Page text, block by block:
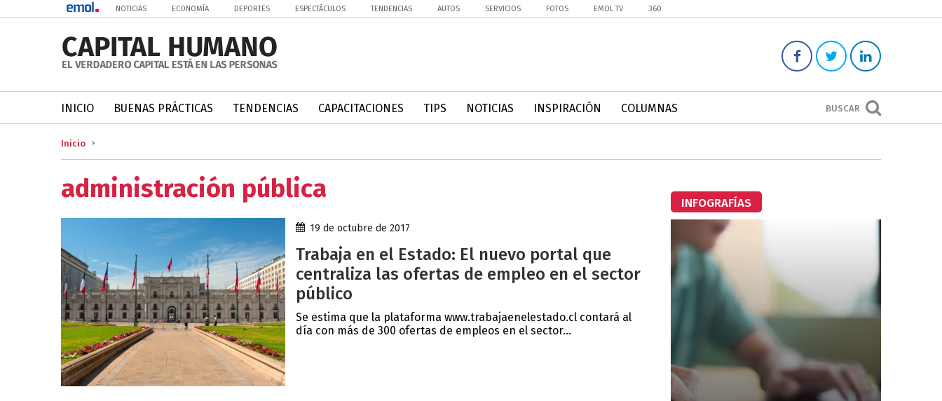
NOTICIAS ECONOMÍA DEPORTES ESPECTÁCULOS TENDENCIAS AUTOS SERVICIOS FOTOS EMOL TV 360
BUSCAR
INICIO BUENAS PRÁCTICAS TENDENCIAS CAPACITACIONES TIPS NOTICIAS INSPIRACIÓN COLUMNAS
Inicio
administración pública
19 de octubre de 2017
Trabaja en el Estado: El nuevo portal que
centraliza las ofertas de empleo en el sector
público
Se estima que la plataforma www.trabajaenelestado.cl contará al
día con más de 300 ofertas de empleos en el sector...
INFOGRAFÍAS